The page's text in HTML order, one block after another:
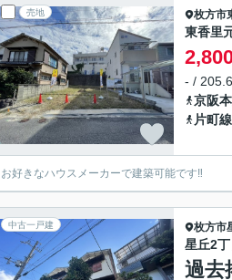
売地 枚方市
東香里
- /
京阪
片町線
お好きなハウスメーカーで建築可能です‼︎
中古一戸建 枚方市
星丘2
過去